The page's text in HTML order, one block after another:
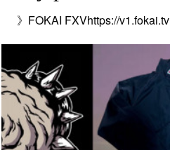
》FOKAI FXVhttps://v1.fokai.tv